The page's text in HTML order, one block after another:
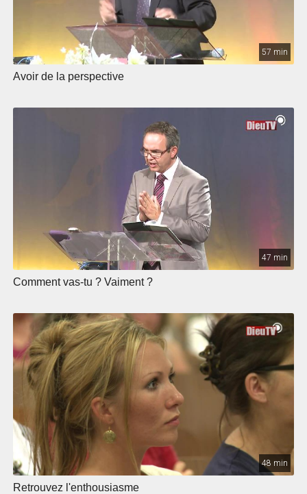
57 min
Avoir de la perspective
47 min
Comment vas-tu ? Vaiment ?
48 min
Retrouvez l'enthousiasme